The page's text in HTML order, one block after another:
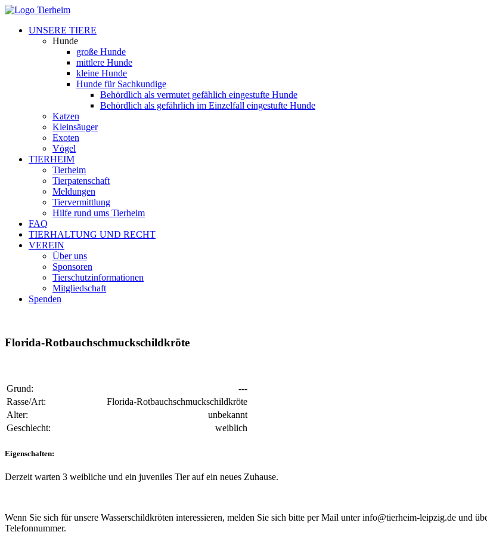
UNSERE TIERE
Hunde
große Hunde
mittlere Hunde
kleine Hunde
Hunde für Sachkundige
Behördlich als vermutet gefählich eingestufte Hunde
Behördlich als gefährlich im Einzelfall eingestufte Hunde
Katzen
Kleinsäuger
Exoten
Vögel
TIERHEIM
Tierheim
Tierpatenschaft
Meldungen
Tiervermittlung
Hilfe rund ums Tierheim
FAQ
TIERHALTUNG UND RECHT
VEREIN
Über uns
Sponsoren
Tierschutzinformationen
Mitgliedschaft
Spenden
Florida-Rotbauchschmuckschildkröte
Grund:
---
Rasse/Art:
Florida-Rotbauchschmuckschildkröte
Alter:
unbekannt
Geschlecht:
weiblich
Eigenschaften:
Derzeit warten 3 weibliche und ein juveniles Tier auf ein neues Zuhause.
Wenn Sie sich für unsere Wasserschildkröten interessieren, melden Sie sich bitte per Mail unter info@tierheim-leipzig.de und
Telefonnummer.